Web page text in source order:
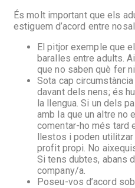
És molt important que els
estiguem d’acord entre
El pitjor exemple que
baralles entre adults.
que no saben què fer
Sota cap
davant dels nens; és
la llengua. Si un dels
amb la que un altre no
comentar-ho més tard
llestos i poden
profit propi. No
Si tens dubtes, abans
company/a.
Poseu-vos d’acord